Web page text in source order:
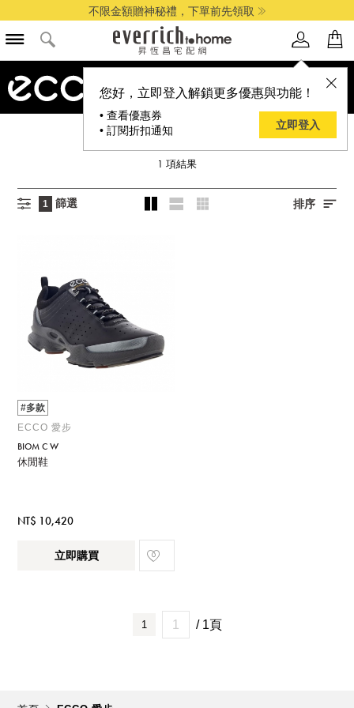
不限金額贈神秘禮，下單前先領取
您好，立即登入解鎖更多優惠與功能！
• 查看優惠券
• 訂閱折扣通知
立即登入
品牌選單
ECCO 愛步
1 項結果
1 篩選 排序
#多款
ECCO 愛步
BIOM C W
休閒鞋
NT$ 10,420
立即購買
1 / 1頁